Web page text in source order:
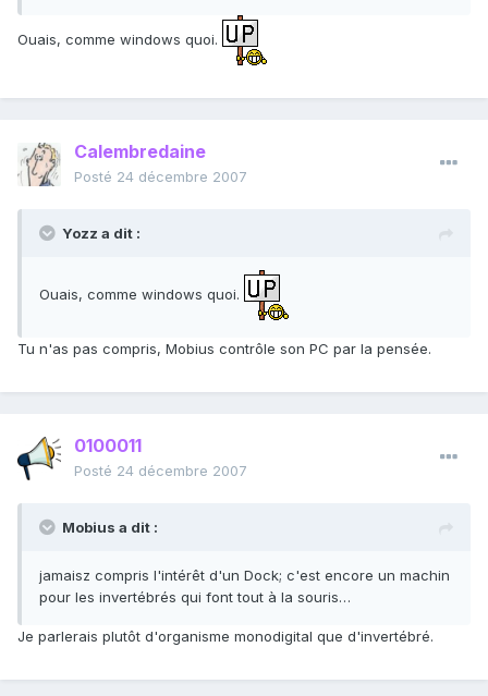
Ouais, comme windows quoi.
Calembredaine
Posté 24 décembre 2007
Yozz a dit :
Ouais, comme windows quoi.
Tu n'as pas compris, Mobius contrôle son PC par la pensée.
0100011
Posté 24 décembre 2007
Mobius a dit :
jamaisz compris l'intérêt d'un Dock; c'est encore un machin
pour les invertébrés qui font tout à la souris…
Je parlerais plutôt d'organisme monodigital que d'invertébré.